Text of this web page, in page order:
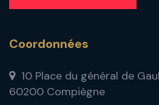
Coordonnées
10 Place du général de
60200 Compiègne